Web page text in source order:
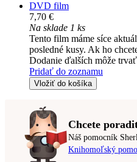
DVD film
7,70 €
Na sklade 1 ks
Tento film máme síce
posledné kusy. Ak ho
Dodanie ďalších môže
Pridať do zoznamu
Vložiť do košíka
Chcete
Náš pomocník
Knihomoľský